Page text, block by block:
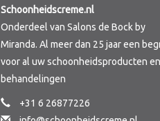
Schoonheidscreme.nl
Onderdeel van Salons de Bock by
Miranda. Al meer dan 25 jaar een
voor al uw schoonheidsproducten en
behandelingen
+31 6 26877226